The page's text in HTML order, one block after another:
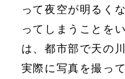
って夜空が明るく
ってしまうことを
は、都市部で天の
実際に写真を撮っ